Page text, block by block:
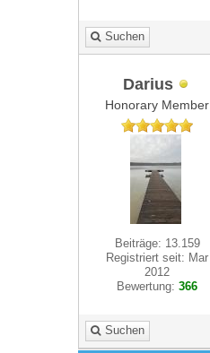
Suchen
Darius
Honorary Member
Beiträge: 13.159
Registriert seit: Mar
2012
Bewertung:366
Suchen